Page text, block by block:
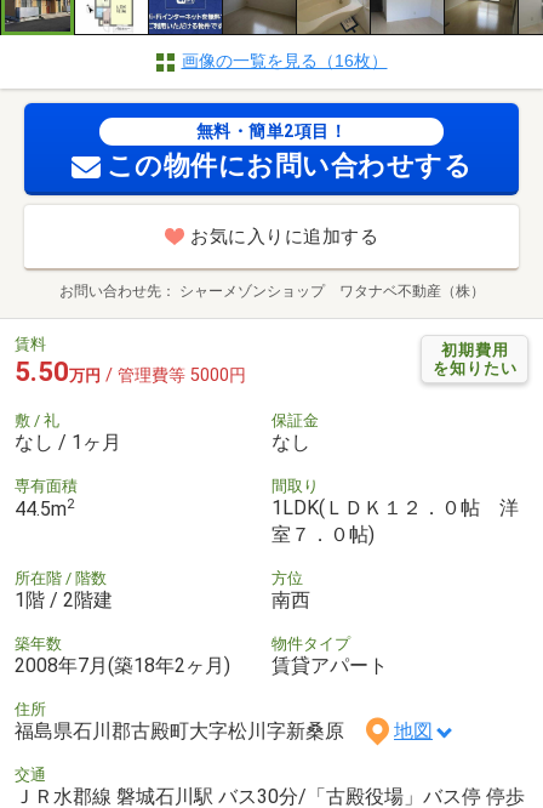
画像の一覧を見る（16枚）
無料・簡単2項目！
この物件にお問い合わせする
お気に入りに追加する
お問い合わせ先 シャーメゾンショップ ワタナベ不動産（株）
初期費用
を知りたい
賃料
5.50万円 / 管理費等 5000円
敷 / 礼
なし / 1ヶ月
保証金
なし
専有面積
44.5m2
間取り
1LDK(ＬＤＫ１２．０帖 洋
室７．０帖)
所在階 / 階数
1階 / 2階建
方位
南西
築年数
2008年7月(築18年2ヶ月)
物件タイプ
賃貸アパート
住所
福島県石川郡古殿町大字松川字新桑原 地図
交通
ＪＲ水郡線 磐城石川駅 バス30分/「古殿役場」バス停 停歩